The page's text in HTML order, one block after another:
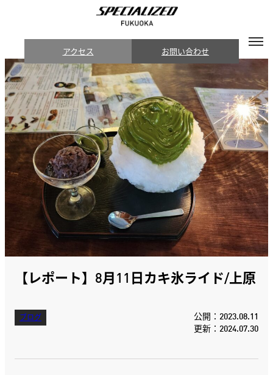
アクセス お問い合わせ
【レポート】8月11日カキ氷ライド/上原
ブログ
公開：2023.08.11
更新：2024.07.30